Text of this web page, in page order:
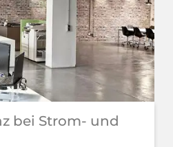
bei Strom- und